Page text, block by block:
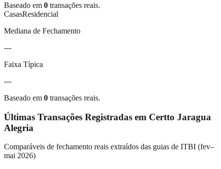
Baseado em 0 transações reais.
CasasResidencial
Mediana de Fechamento
---
Faixa Típica
---
Baseado em 0 transações reais.
Últimas Transações Registradas em Certto Jaragua
Alegria
Comparáveis de fechamento reais extraídos das guias de ITBI (fev–
mai 2026)